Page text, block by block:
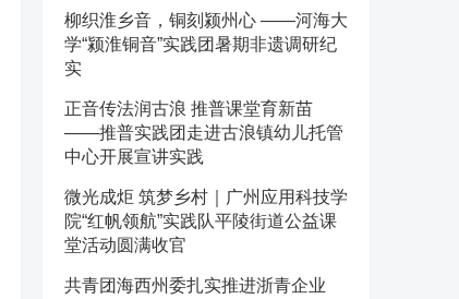
柳织淮乡音，铜刻颍州心 ——河海大
学“颍淮铜音”实践团暑期非遗调研纪
实
正音传法润古浪 推普课堂育新苗
——推普实践团走进古浪镇幼儿托管
中心开展宣讲实践
微光成炬 筑梦乡村｜广州应用科技学
院“红帆领航”实践队平陵街道公益课
堂活动圆满收官
共青团海西州委扎实推进浙青企业